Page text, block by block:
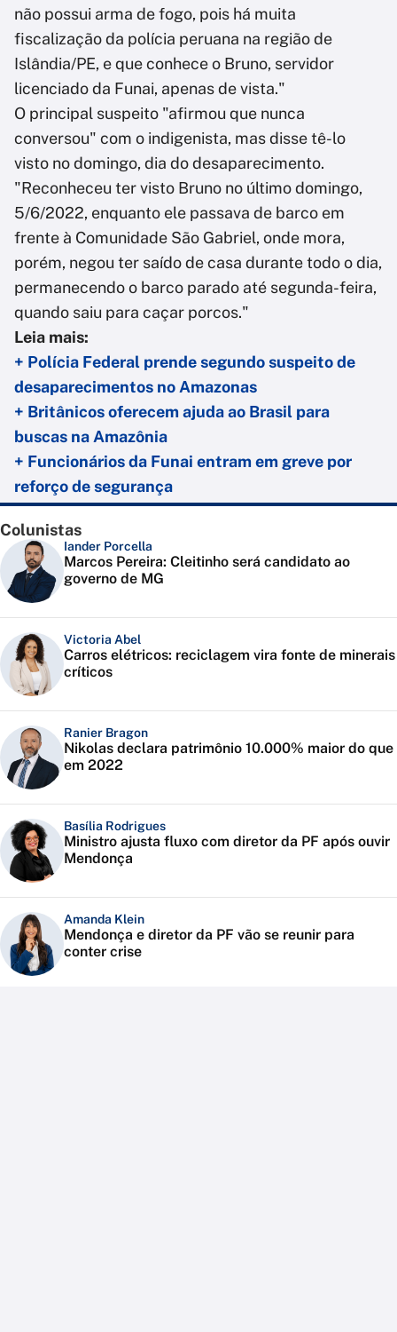
não possui arma de fogo, pois há muita
fiscalização da polícia peruana na região de
Islândia/PE, e que conhece o Bruno, servidor
licenciado da Funai, apenas de vista."
O principal suspeito "afirmou que nunca
conversou" com o indigenista, mas disse tê-lo
visto no domingo, dia do desaparecimento.
"Reconheceu ter visto Bruno no último domingo,
5/6/2022, enquanto ele passava de barco em
frente à Comunidade São Gabriel, onde mora,
porém, negou ter saído de casa durante todo o dia,
permanecendo o barco parado até segunda-feira,
quando saiu para caçar porcos."
Leia mais:
+ Polícia Federal prende segundo suspeito de
desaparecimentos no Amazonas
+ Britânicos oferecem ajuda ao Brasil para
buscas na Amazônia
+ Funcionários da Funai entram em greve por
reforço de segurança
Colunistas
Iander Porcella
Marcos Pereira: Cleitinho será candidato ao
governo de MG
Victoria Abel
Carros elétricos: reciclagem vira fonte de minerais
críticos
Ranier Bragon
Nikolas declara patrimônio 10.000% maior do que
em 2022
Basília Rodrigues
Ministro ajusta fluxo com diretor da PF após ouvir
Mendonça
Amanda Klein
Mendonça e diretor da PF vão se reunir para
conter crise